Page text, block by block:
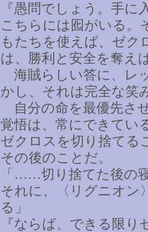
『愚問でしょう。手
こちらには囮がいる。
もたちを使えば、ゼク
は、勝利と安全を奪え
海賊らしい答に、レ
かし、それは完全な笑
自分の命を最優先さ
覚悟は、常にできてい
ゼクロスを切り捨てる
その後のことだ。
「 ……切り捨てた後の
それに、〈リグニオン
る」
『ならば、できる限